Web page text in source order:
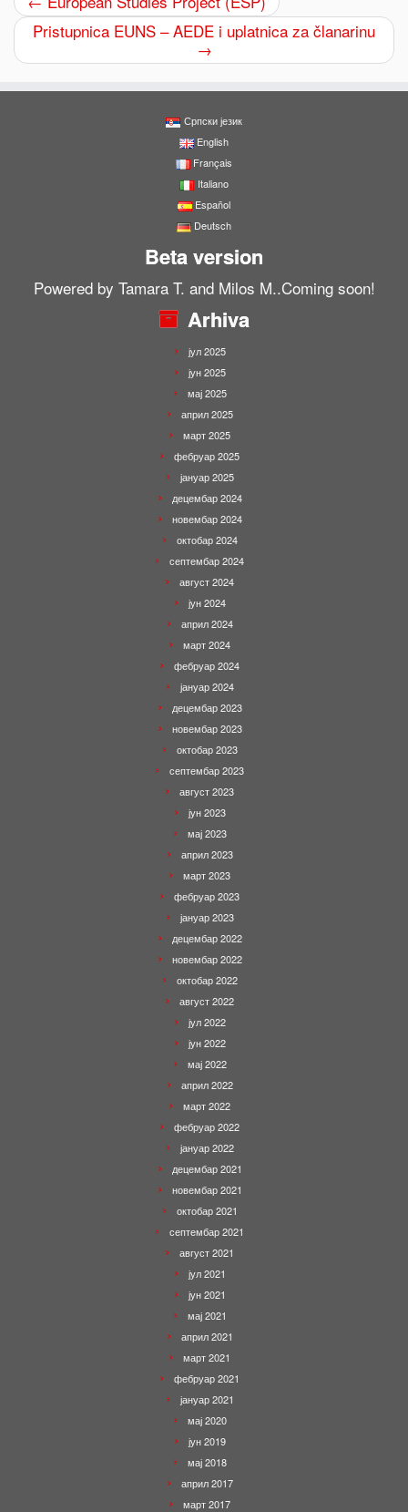
Pristupnica EUNS – AEDE i uplatnica za članarinu
→
Српски језик
English
Français
Italiano
Español
Deutsch
Beta version
Powered by Tamara T. and Milos M..Coming soon!
Arhiva
јул 2025
јун 2025
мај 2025
април 2025
март 2025
фебруар 2025
јануар 2025
децембар 2024
новембар 2024
октобар 2024
септембар 2024
август 2024
јун 2024
април 2024
март 2024
фебруар 2024
јануар 2024
децембар 2023
новембар 2023
октобар 2023
септембар 2023
август 2023
јун 2023
мај 2023
април 2023
март 2023
фебруар 2023
јануар 2023
децембар 2022
новембар 2022
октобар 2022
август 2022
јул 2022
јун 2022
мај 2022
април 2022
март 2022
фебруар 2022
јануар 2022
децембар 2021
новембар 2021
октобар 2021
септембар 2021
август 2021
јул 2021
јун 2021
мај 2021
април 2021
март 2021
фебруар 2021
јануар 2021
мај 2020
јун 2019
мај 2018
април 2017
март 2017
Shares